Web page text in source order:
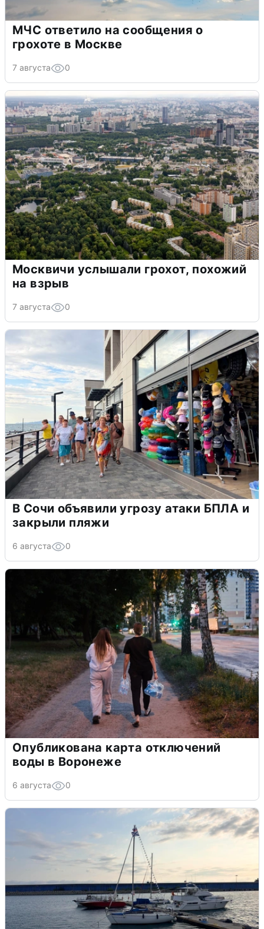
МЧС ответило на сообщения о
грохоте в Москве
7 августа 0
Москвичи услышали грохот, похожий
на взрыв
7 августа 0
В Сочи объявили угрозу атаки БПЛА и
закрыли пляжи
6 августа 0
Опубликована карта отключений
воды в Воронеже
6 августа 0